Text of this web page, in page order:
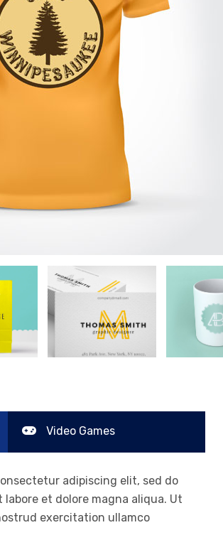
Video Games
adipiscing elit, sed do
et dolore magna aliqua. Ut
exercitation ullamco